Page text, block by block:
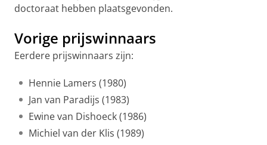
doctoraat hebben plaatsgevonden.
Vorige prijswinnaars
Eerdere prijswinnaars zijn:
Hennie Lamers (1980)
Jan van Paradijs (1983)
Ewine van Dishoeck (1986)
Michiel van der Klis (1989)